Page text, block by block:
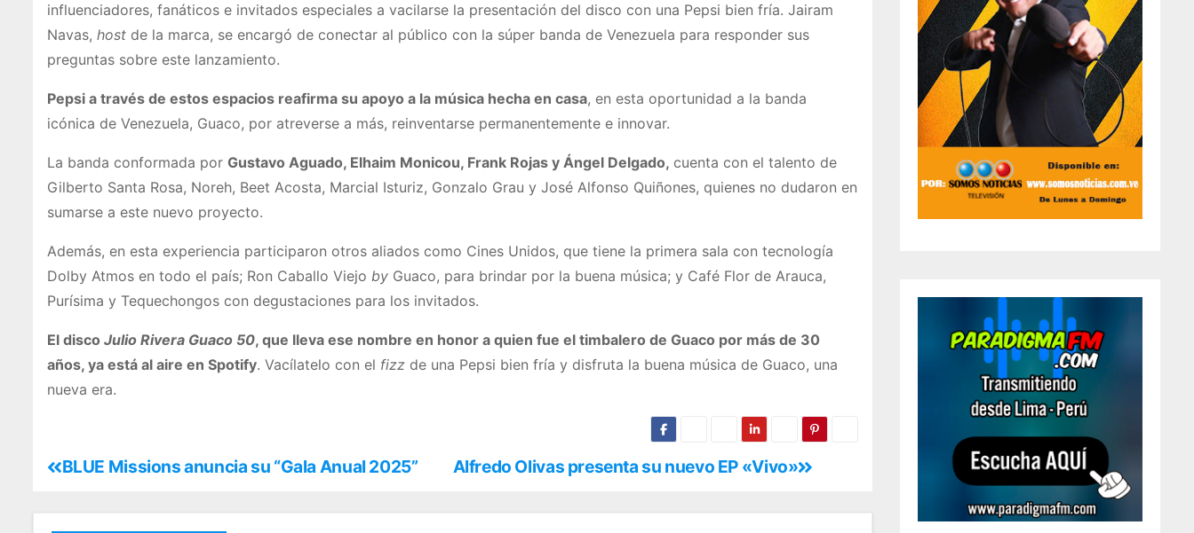
influenciadores, fanáticos e invitados especiales a vacilarse la presentación del disco con una Pepsi bien fría. Jairam
Navas, host de la marca, se encargó de conectar al público con la súper banda de Venezuela para responder sus
preguntas sobre este lanzamiento.
Pepsi a través de estos espacios reafirma su apoyo a la música hecha en casa, en esta oportunidad a la banda
icónica de Venezuela, Guaco, por atreverse a más, reinventarse permanentemente e innovar.
La banda conformada por Gustavo Aguado, Elhaim Monicou, Frank Rojas y Ángel Delgado, cuenta con el talento de
Gilberto Santa Rosa, Noreh, Beet Acosta, Marcial Isturiz, Gonzalo Grau y José Alfonso Quiñones, quienes no dudaron en
sumarse a este nuevo proyecto.
Además, en esta experiencia participaron otros aliados como Cines Unidos, que tiene la primera sala con tecnología
Dolby Atmos en todo el país; Ron Caballo Viejo by Guaco, para brindar por la buena música; y Café Flor de Arauca,
Purísima y Tequechongos con degustaciones para los invitados.
El disco Julio Rivera Guaco 50, que lleva ese nombre en honor a quien fue el timbalero de Guaco por más de 30
años, ya está al aire en Spotify. Vacílatelo con el fizz de una Pepsi bien fría y disfruta la buena música de Guaco, una
nueva era.
Alfredo Olivas presenta su nuevo EP «Vivo»
BLUE Missions anuncia su “Gala Anual 2025”